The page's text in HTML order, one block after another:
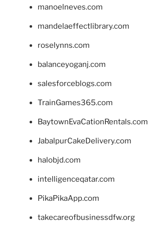
manoelneves.com
mandelaeffectlibrary.com
roselynns.com
balanceyoganj.com
salesforceblogs.com
TrainGames365.com
BaytownEvaCationRentals.com
JabalpurCakeDelivery.com
halobjd.com
intelligenceqatar.com
PikaPikaApp.com
takecareofbusinessdfw.org